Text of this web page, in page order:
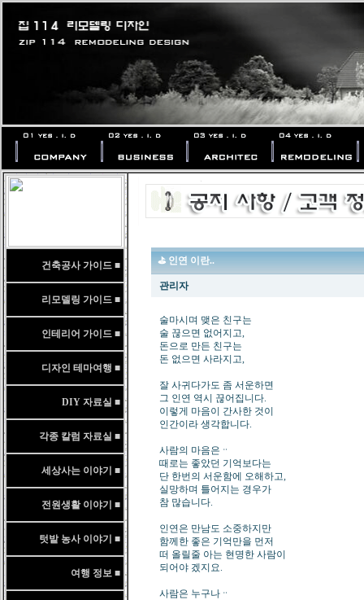
건축공사 가이드 ■
리모델링 가이드 ■
인테리어 가이드 ■
디자인 테마여행 ■
DIY 자료실 ■
각종 칼럼 자료실 ■
세상사는 이야기 ■
전원생활 이야기 ■
텃밭 농사 이야기 ■
여행 정보 ■
⛳ 인연 이란..
관리자
술마시며 맺은 친구는
술 끊으면 없어지고,
돈으로 만든 친구는
돈 없으면 사라지고,
잘 사귀다가도 좀 서운하면
그 인연 역시 끊어집니다.
이렇게 마음이 간사한 것이
인간이라 생각합니다.
사람의 마음은ᆢ
때로는 좋았던 기억보다는
단 한번의 서운함에 오해하고,
실망하며 틀어지는 경우가
참 많습니다.
인연은 만남도 소중하지만
함께한 좋은 기억만을 먼저
떠 올릴줄 아는 현명한 사람이
되어야 겠지요.
사람은 누구나ᆢ